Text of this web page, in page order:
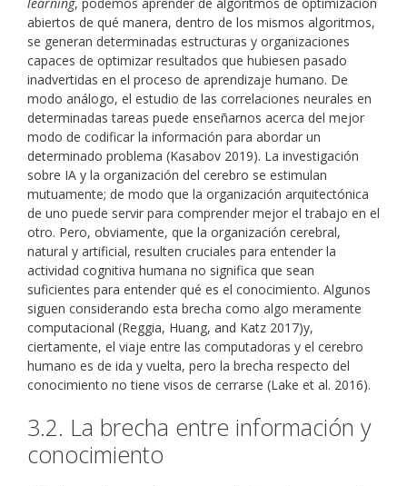
learning, podemos aprender de algoritmos de optimización
abiertos de qué manera, dentro de los mismos algoritmos,
se generan determinadas estructuras y organizaciones
capaces de optimizar resultados que hubiesen pasado
inadvertidas en el proceso de aprendizaje humano. De
modo análogo, el estudio de las correlaciones neurales en
determinadas tareas puede enseñarnos acerca del mejor
modo de codificar la información para abordar un
determinado problema (Kasabov 2019). La investigación
sobre IA y la organización del cerebro se estimulan
mutuamente; de modo que la organización arquitectónica
de uno puede servir para comprender mejor el trabajo en el
otro. Pero, obviamente, que la organización cerebral,
natural y artificial, resulten cruciales para entender la
actividad cognitiva humana no significa que sean
suficientes para entender qué es el conocimiento. Algunos
siguen considerando esta brecha como algo meramente
computacional (Reggia, Huang, and Katz 2017)y,
ciertamente, el viaje entre las computadoras y el cerebro
humano es de ida y vuelta, pero la brecha respecto del
conocimiento no tiene visos de cerrarse (Lake et al. 2016).
3.2. La brecha entre información y
conocimiento